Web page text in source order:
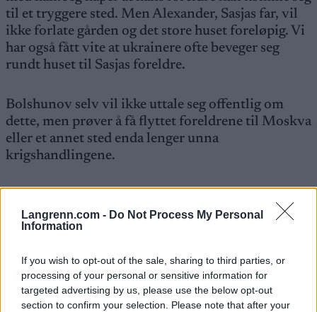
Langrenn.com - Do Not Process My Personal
Information
If you wish to opt-out of the sale, sharing to third parties, or
processing of your personal or sensitive information for
targeted advertising by us, please use the below opt-out
section to confirm your selection. Please note that after your
til et tryggere sted. Men Alexander, Sasjas far, vil
ikke forlate gården og det store huset foreløpig. Vi
har også fått vite at ukrainere ofte beveger seg
rundt huset til Sasjas foreldre.
Bolshunov selv vil ikke uttale seg offentlig om
dette, men prøver å få flyttet foreldrene til Moskva
eller et annet sted enda lenger unna
krigshandlingene.
Langrennsmiljøet frykter at russerne kan være på
full fart tilbake i verdenscupen allerede kommende
I slutten av mai kom det internasjonale ski- og
snowboardforbundet (FIS) med en form for ikke-